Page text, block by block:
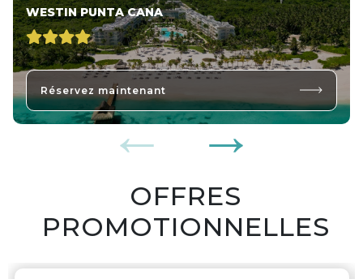
WESTIN PUNTA CANA
Réservez maintenant
OFFRES
PROMOTIONNELLES